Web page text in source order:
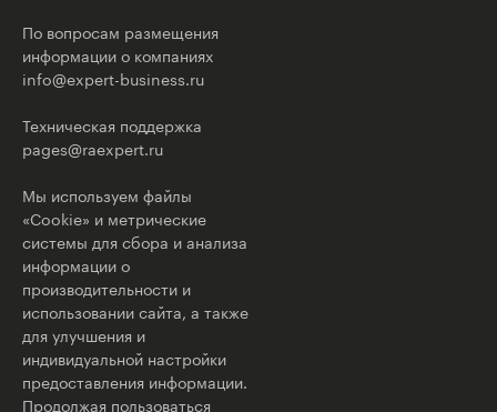
По вопросам размещения
информации о компаниях
info@expert-business.ru
Техническая поддержка
pages@raexpert.ru
Мы используем файлы
«Cookie» и метрические
системы для сбора и анализа
информации о
производительности и
использовании сайта, а также
для улучшения и
индивидуальной настройки
предоставления информации.
Продолжая пользоваться